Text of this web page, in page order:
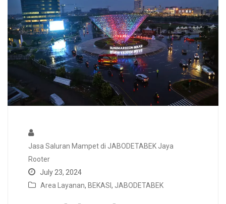
Jasa Saluran Mampet di JABODETABEK Jaya
Rooter
July 23, 2024
Area Layanan, BEKASI, JABODETABEK